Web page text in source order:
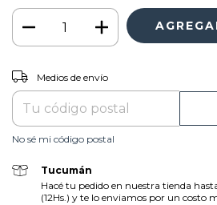
Entregas para el CP:
Medios de envío
No sé mi código postal
Tucumán
Hacé tu pedido en nuestra tienda
(12Hs.) y te lo enviamos por un costo